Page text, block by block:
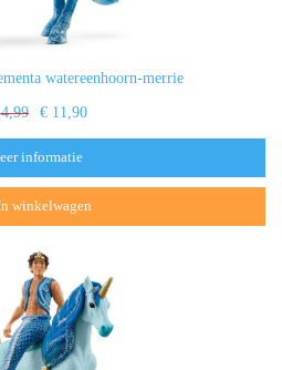
watereenhoorn-merrie
€ 11,90
informatie
winkelwagen